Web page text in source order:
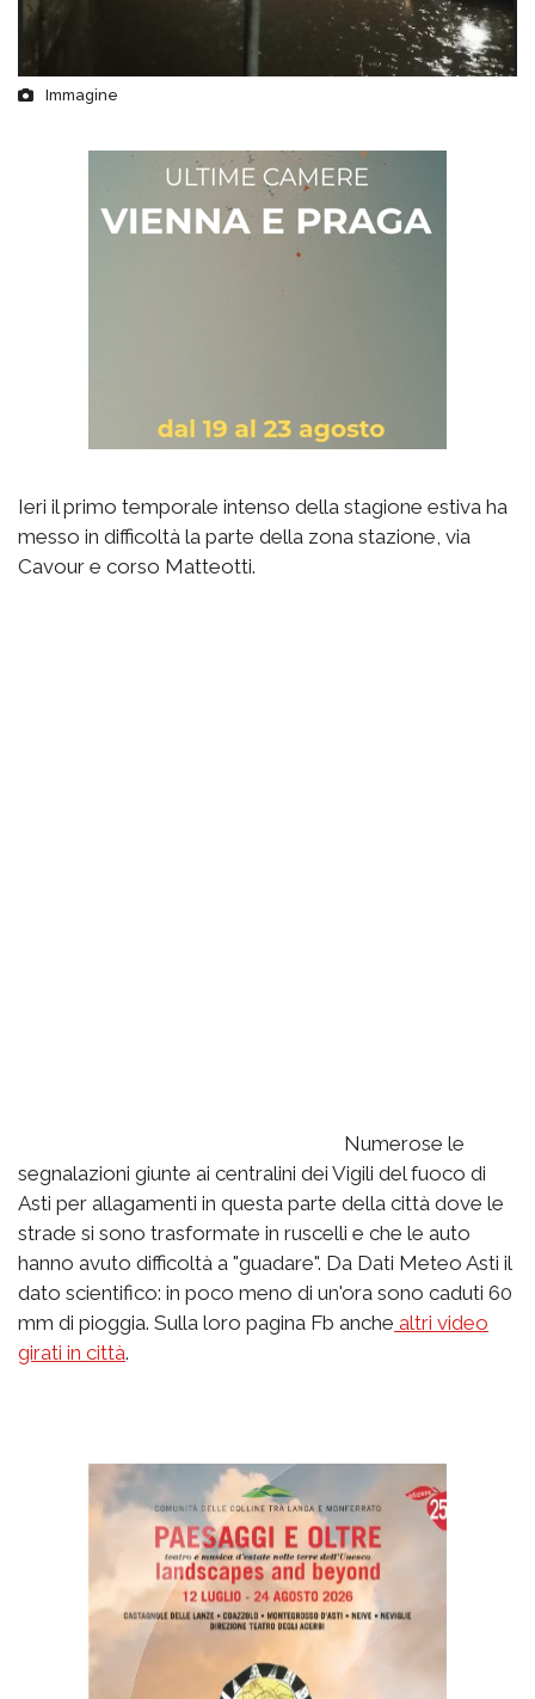
Immagine
Ieri il primo temporale intenso della stagione estiva ha
messo in difficoltà la parte della zona stazione, via
Cavour e corso Matteotti.
Numerose le
segnalazioni giunte ai centralini dei Vigili del fuoco di
Asti per allagamenti in questa parte della città dove le
strade si sono trasformate in ruscelli e che le auto
hanno avuto difficoltà a "guadare". Da Dati Meteo Asti il
dato scientifico: in poco meno di un'ora sono caduti 60
mm di pioggia. Sulla loro pagina Fb anche altri video
girati in città.